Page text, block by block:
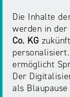
Die Inhalte
werden in der
Co. KG
ermöglicht
Der
als